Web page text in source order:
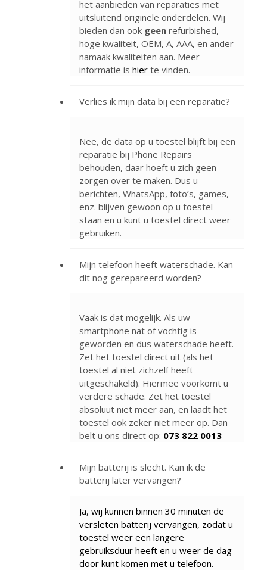
het aanbieden van reparaties met
uitsluitend originele onderdelen. Wij
bieden dan ook geen refurbished,
hoge kwaliteit, OEM, A, AAA, en ander
namaak kwaliteiten aan. Meer
informatie is hier te vinden.
Verlies ik mijn data bij een reparatie?
Nee, de data op u toestel blijft bij een
reparatie bij Phone Repairs
behouden, daar hoeft u zich geen
zorgen over te maken. Dus u
berichten, WhatsApp, foto’s, games,
enz. blijven gewoon op u toestel
staan en u kunt u toestel direct weer
gebruiken.
Mijn telefoon heeft waterschade. Kan
dit nog gerepareerd worden?
Vaak is dat mogelijk. Als uw
smartphone nat of vochtig is
geworden en dus waterschade heeft.
Zet het toestel direct uit (als het
toestel al niet zichzelf heeft
uitgeschakeld). Hiermee voorkomt u
verdere schade. Zet het toestel
absoluut niet meer aan, en laadt het
toestel ook zeker niet meer op. Dan
belt u ons direct op: 073 822 0013
Mijn batterij is slecht. Kan ik de
batterij later vervangen?
Ja, wij kunnen binnen 30 minuten de
versleten batterij vervangen, zodat u
toestel weer een langere
gebruiksduur heeft en u weer de dag
door kunt komen met u telefoon.